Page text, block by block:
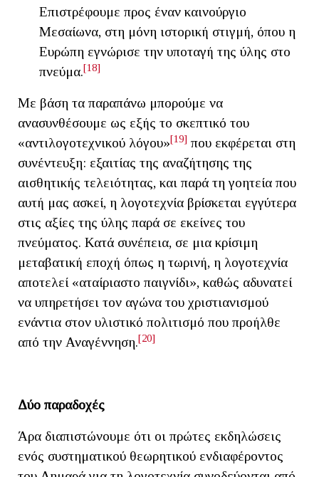
Επιστρέφουμε προς έναν καινούργιο
Μεσαίωνα, στη μόνη ιστορική στιγμή, όπου η
Ευρώπη εγνώρισε την υποταγή της ύλης στο
πνεύμα.[18]
Με βάση τα παραπάνω μπορούμε να
ανασυνθέσουμε ως εξής το σκεπτικό του
«αντιλογοτεχνικού λόγου»[19] που εκφέρεται στη
συνέντευξη: εξαιτίας της αναζήτησης της
αισθητικής τελειότητας, και παρά τη γοητεία που
αυτή μας ασκεί, η λογοτεχνία βρίσκεται εγγύτερα
στις αξίες της ύλης παρά σε εκείνες του
πνεύματος. Κατά συνέπεια, σε μια κρίσιμη
μεταβατική εποχή όπως η τωρινή, η λογοτεχνία
αποτελεί «αταίριαστο παιγνίδι», καθώς αδυνατεί
να υπηρετήσει τον αγώνα του χριστιανισμού
ενάντια στον υλιστικό πολιτισμό που προήλθε
από την Αναγέννηση.[20]
Δύο παραδοχές
Άρα διαπιστώνουμε ότι οι πρώτες εκδηλώσεις
ενός συστηματικού θεωρητικού ενδιαφέροντος